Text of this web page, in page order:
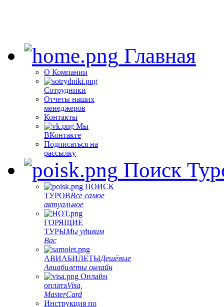
Главная
О Компании
Сотрудники
Отчеты наших
менеджеров
Контакты
Мы
ВКонтакте
Подписаться на
рассылку
Поиск
ПОИСК
ТУРОВВсе самое
актуальное
ГОРЯЩИЕ
ТУРЫМы удивим
Вас
АВИАБИЛЕТЫДешёвые
Авиабилеты онлайн
Онлайн
оплатаVisa,
MasterCard
Инструкция по